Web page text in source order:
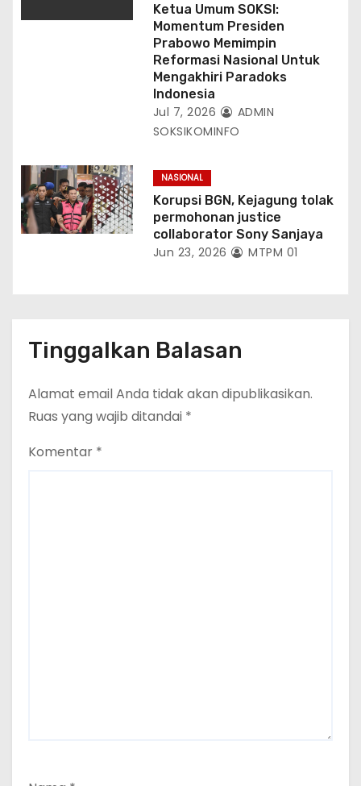
Ketua Umum SOKSI:
Momentum Presiden
Prabowo Memimpin
Reformasi Nasional Untuk
Mengakhiri Paradoks
Indonesia
Jul 7, 2026
ADMIN
SOKSIKOMINFO
NASIONAL
Korupsi BGN, Kejagung tolak
permohonan justice
collaborator Sony Sanjaya
Jun 23, 2026 MTPM 01
Tinggalkan Balasan
Alamat email Anda tidak akan dipublikasikan.
Ruas yang wajib ditandai *
Komentar *